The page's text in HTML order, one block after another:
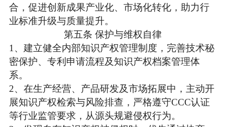
合，促进创新成果产业化、市场化转化，助力行
业标准升级与质量提升。
第五条 保护与维权自律
1、 建立健全内部知识产权管理制度，完善技术秘
密保护、专利申请流程及知识产权档案管理体
系。
2、 在生产经营、产品研发及市场拓展中，主动开
展知识产权检索与风险排查，严格遵守CCC认证
等行业监管要求，从源头规避侵权行为。​